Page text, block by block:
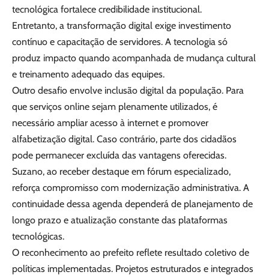
tecnológica fortalece credibilidade institucional.
Entretanto, a transformação digital exige investimento
contínuo e capacitação de servidores. A tecnologia só
produz impacto quando acompanhada de mudança cultural
e treinamento adequado das equipes.
Outro desafio envolve inclusão digital da população. Para
que serviços online sejam plenamente utilizados, é
necessário ampliar acesso à internet e promover
alfabetização digital. Caso contrário, parte dos cidadãos
pode permanecer excluída das vantagens oferecidas.
Suzano, ao receber destaque em fórum especializado,
reforça compromisso com modernização administrativa. A
continuidade dessa agenda dependerá de planejamento de
longo prazo e atualização constante das plataformas
tecnológicas.
O reconhecimento ao prefeito reflete resultado coletivo de
políticas implementadas. Projetos estruturados e integrados